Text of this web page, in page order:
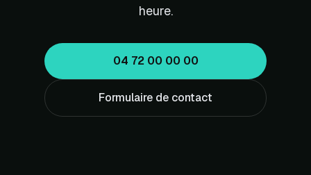
heure.
04 72 00 00 00
Formulaire de contact